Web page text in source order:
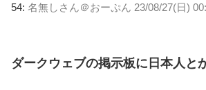
54: 名無しさん＠おーぷん 23/08/27(日)
ダークウェブの掲示板に日本人と